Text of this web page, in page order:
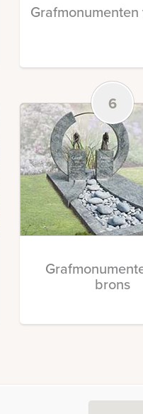
Grafmonumenten
6
brons